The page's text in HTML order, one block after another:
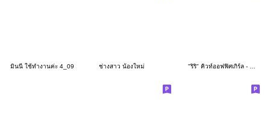
มินนี่ ใช้ทำงานค่ะ 4_09 ช่างสาว น้องใหม่